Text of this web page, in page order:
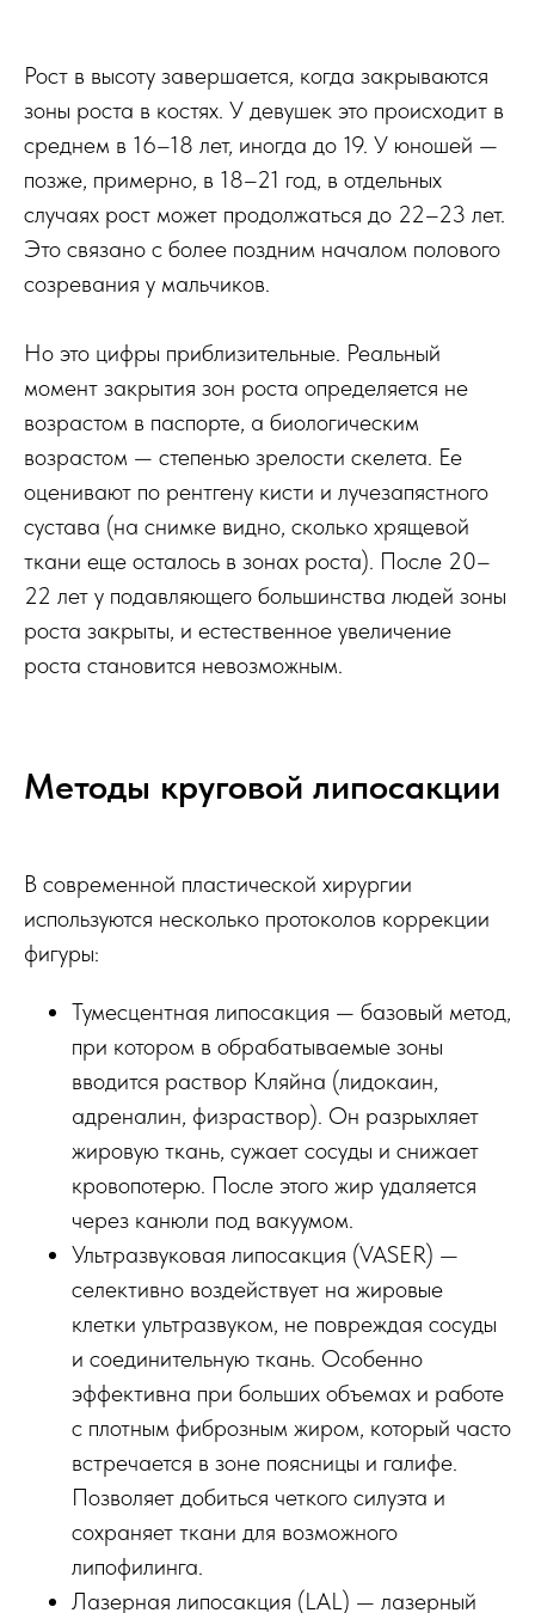
Рост в высоту завершается, когда закрываются
зоны роста в костях. У девушек это происходит в
среднем в 16–18 лет, иногда до 19. У юношей —
позже, примерно, в 18–21 год, в отдельных
случаях рост может продолжаться до 22–23 лет.
Это связано с более поздним началом полового
созревания у мальчиков.
Но это цифры приблизительные. Реальный
момент закрытия зон роста определяется не
возрастом в паспорте, а биологическим
возрастом — степенью зрелости скелета. Ее
оценивают по рентгену кисти и лучезапястного
сустава (на снимке видно, сколько хрящевой
ткани еще осталось в зонах роста). После 20–
22 лет у подавляющего большинства людей зоны
роста закрыты, и естественное увеличение
роста становится невозможным.
Методы круговой липосакции
В современной пластической хирургии
используются несколько протоколов коррекции
фигуры:
Тумесцентная липосакция — базовый метод,
при котором в обрабатываемые зоны
вводится раствор Кляйна (лидокаин,
адреналин, физраствор). Он разрыхляет
жировую ткань, сужает сосуды и снижает
кровопотерю. После этого жир удаляется
через канюли под вакуумом.
Ультразвуковая липосакция (VASER) —
селективно воздействует на жировые
клетки ультразвуком, не повреждая сосуды
и соединительную ткань. Особенно
эффективна при больших объемах и работе
с плотным фиброзным жиром, который часто
встречается в зоне поясницы и галифе.
Позволяет добиться четкого силуэта и
сохраняет ткани для возможного
липофилинга.
Лазерная липосакция (LAL) — лазерный